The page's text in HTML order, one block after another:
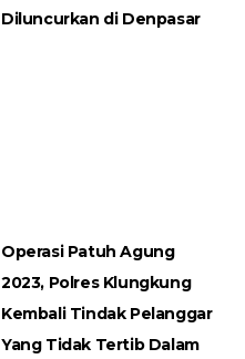
Diluncurkan di Denpasar
Operasi Patuh Agung
2023, Polres Klungkung
Kembali Tindak Pelanggar
Yang Tidak Tertib Dalam